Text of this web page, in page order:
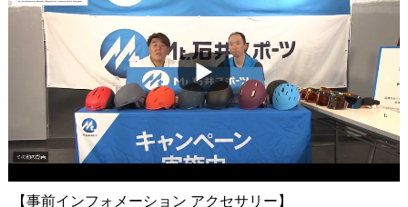
【事前インフォメーション アクセサリー】